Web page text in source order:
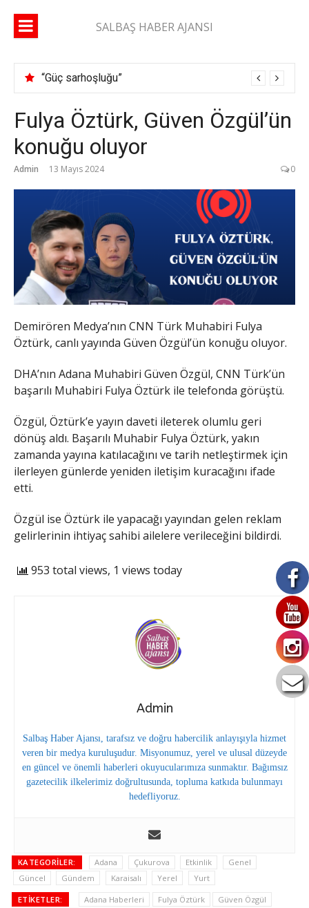
SALBAŞ HABER AJANSI
“Güç sarhoşluğu”
Fulya Öztürk, Güven Özgül’ün
konuğu oluyor
Admin 13 Mayıs 2024 0
Demirören Medya’nın CNN Türk Muhabiri Fulya
Öztürk, canlı yayında Güven Özgül’ün konuğu oluyor.
DHA’nın Adana Muhabiri Güven Özgül, CNN Türk’ün
başarılı Muhabiri Fulya Öztürk ile telefonda görüştü.
Özgül, Öztürk’e yayın daveti ileterek olumlu geri
dönüş aldı. Başarılı Muhabir Fulya Öztürk, yakın
zamanda yayına katılacağını ve tarih netleştirmek için
ilerleyen günlerde yeniden iletişim kuracağını ifade
etti.
Özgül ise Öztürk ile yapacağı yayından gelen reklam
gelirlerinin ihtiyaç sahibi ailelere verileceğini bildirdi.
953 total views, 1 views today
Admin
Salbaş Haber Ajansı, tarafsız ve doğru habercilik anlayışıyla hizmet
veren bir medya kuruluşudur. Misyonumuz, yerel ve ulusal düzeyde
en güncel ve önemli haberleri okuyucularımıza sunmaktır. Bağımsız
gazetecilik ilkelerimiz doğrultusunda, topluma katkıda bulunmayı
hedefliyoruz.
KATEGORILER: Adana Çukurova Etkinlik
Genel
Güncel
Gündem Karaisalı Yerel Yurt
ETIKETLER: Adana Haberleri Fulya Öztürk
Güven Özgül